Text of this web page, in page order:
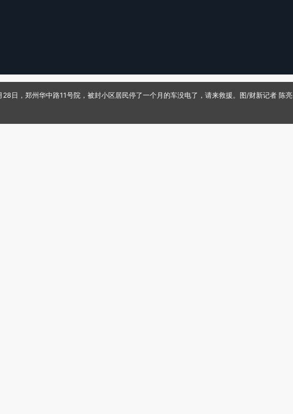
28日，郑州华中路11号院，被封小区居民停了一个月的车没电了，请来救援。图/财新记者 陈亮